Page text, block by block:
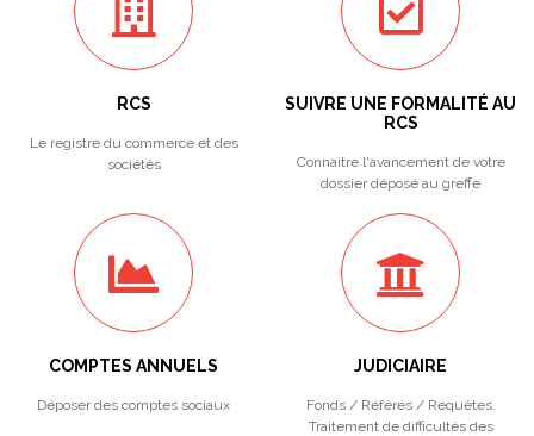
RCS
Le registre du commerce et des
sociétés
SUIVRE UNE FORMALITÉ AU
RCS
Connaitre l'avancement de votre
dossier déposé au greffe
COMPTES ANNUELS
Déposer des comptes sociaux
JUDICIAIRE
Fonds / Référés / Requêtes.
Traitement de difficultés des